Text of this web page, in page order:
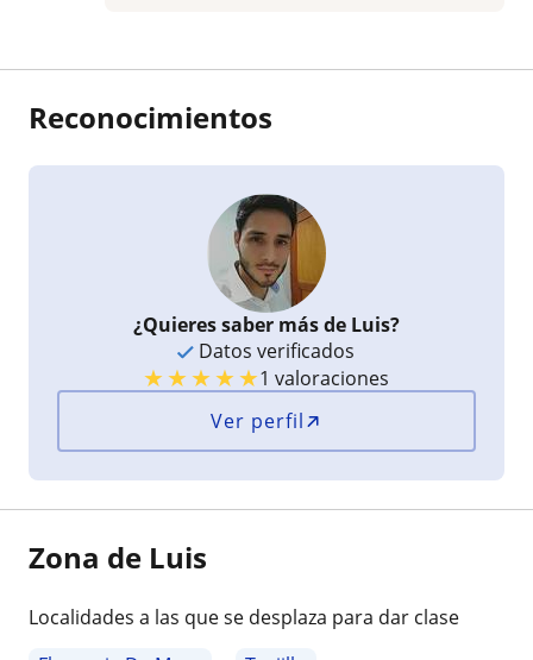
Reconocimientos
¿Quieres saber más de Luis?
Datos verificados
★★★★★1 valoraciones
Ver perfil
Zona de Luis
Localidades a las que se desplaza para dar clase